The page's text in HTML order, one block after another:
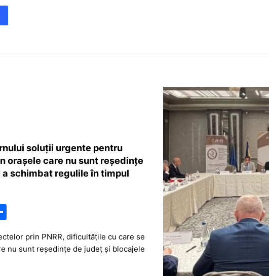
soluții urgente pentru
orașele care nu sunt reședințe
a schimbat regulile în timpul
ta prin PNRR, dificultățile cu care se
nu sunt reședințe de județ și blocajele